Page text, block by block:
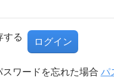
する
スワードを忘れた場合 パ